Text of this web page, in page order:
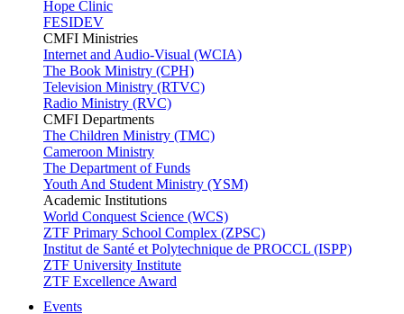
Hope Clinic
FESIDEV
CMFI Ministries
Internet and Audio-Visual (WCIA)
The Book Ministry (CPH)
Television Ministry (RTVC)
Radio Ministry (RVC)
CMFI Departments
The Children Ministry (TMC)
Cameroon Ministry
The Department of Funds
Youth And Student Ministry (YSM)
Academic Institutions
World Conquest Science (WCS)
ZTF Primary School Complex (ZPSC)
Institut de Santé et Polytechnique de PROCCL (ISPP)
ZTF University Institute
ZTF Excellence Award
Events